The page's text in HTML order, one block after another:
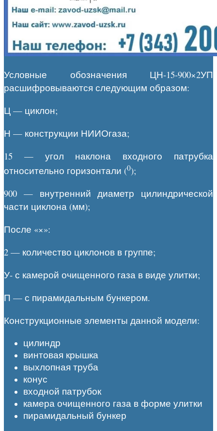
Условные обозначения ЦН-15-900×2УП
расшифровываются следующим образом:
Ц — циклон;
Н — конструкции НИИОгаза;
15 — угол наклона входного патрубка
относительно горизонтали (0);
900 — внутренний диаметр цилиндрической
части циклона (мм);
После «×»:
2 — количество циклонов в группе;
У- с камерой очищенного газа в виде улитки;
П — с пирамидальным бункером.
Конструкционные элементы данной модели:
цилиндр
винтовая крышка
выхлопная труба
конус
входной патрубок
камера очищенного газа в форме улитки
пирамидальный бункер